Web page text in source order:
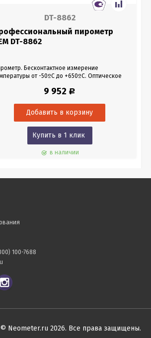
DT-8862
пирометр
DT-8862
Бесконтактное измерение
от -50ºC до +650ºC. Оптическое
0,1 ºC, двойной лазерный
9 952 Р
Купить в 1 клик
в наличии
100-7688
© Neometer.ru 2026. Все права защищены.